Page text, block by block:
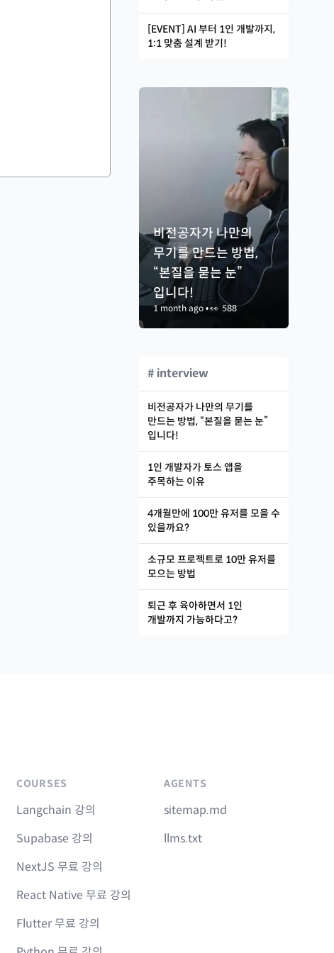
[EVENT] AI 부터 1인 개발까지,
1:1 맞춤 설계 받기!
비전공자가 나만의
무기를 만드는 방법,
“본질을 묻는 눈”
입니다!
1 month ago•👀 588
# interview
비전공자가 나만의 무기를
만드는 방법, “본질을 묻는 눈”
입니다!
1인 개발자가 토스 앱을
주목하는 이유
4개월만에 100만 유저를 모을 수
있을까요?
소규모 프로젝트로 10만 유저를
모으는 방법
퇴근 후 육아하면서 1인
개발까지 가능하다고?
COURSES
Langchain 강의
Supabase 강의
NextJS 무료 강의
React Native 무료 강의
Flutter 무료 강의
AGENTS
sitemap.md
llms.txt